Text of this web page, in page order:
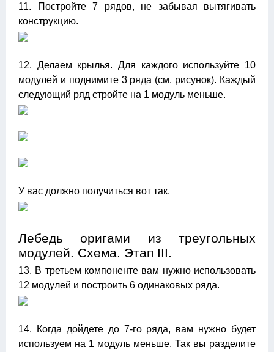
11. Постройте 7 рядов, не забывая вытягивать
конструкцию.
12. Делаем крылья. Для каждого используйте 10
модулей и поднимите 3 ряда (см. рисунок). Каждый
следующий ряд стройте на 1 модуль меньше.
У вас должно получиться вот так.
Лебедь оригами из треугольных
модулей. Схема. Этап III.
13. В третьем компоненте вам нужно использовать
12 модулей и построить 6 одинаковых ряда.
14. Когда дойдете до 7-го ряда, вам нужно будет
используем на 1 модуль меньше. Так вы разделите